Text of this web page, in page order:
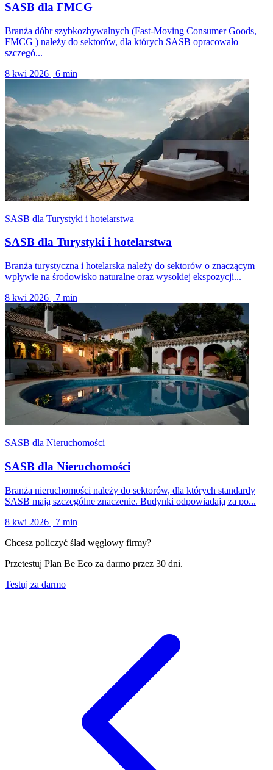
SASB dla FMCG
Branża dóbr szybkozbywalnych (Fast-Moving Consumer Goods,
FMCG ) należy do sektorów, dla których SASB opracowało
szczegó...
8 kwi 2026 | 6 min
SASB dla Turystyki i hotelarstwa
SASB dla Turystyki i hotelarstwa
Branża turystyczna i hotelarska należy do sektorów o znaczącym
wpływie na środowisko naturalne oraz wysokiej ekspozycji...
8 kwi 2026 | 7 min
SASB dla Nieruchomości
SASB dla Nieruchomości
Branża nieruchomości należy do sektorów, dla których standardy
SASB mają szczególne znaczenie. Budynki odpowiadają za po...
8 kwi 2026 | 7 min
Chcesz policzyć ślad węglowy firmy?
Przetestuj Plan Be Eco za darmo przez 30 dni.
Testuj za darmo